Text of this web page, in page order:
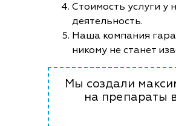
Стоимость услуги у
деятельность.
Наша компания
никому не станет
Мы создали
на препараты